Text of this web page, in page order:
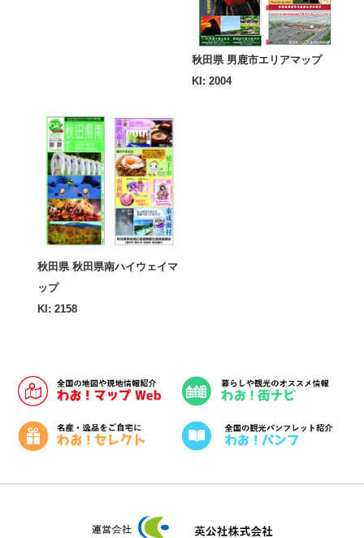
秋田県 男鹿市エリアマップ
KI: 2004
秋田県 秋田県南ハイウェイマ
ップ
KI: 2158